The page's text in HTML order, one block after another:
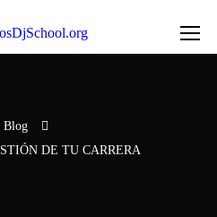
Blog
DE TU CARRERA